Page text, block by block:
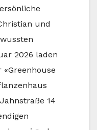
und
2026 laden
14